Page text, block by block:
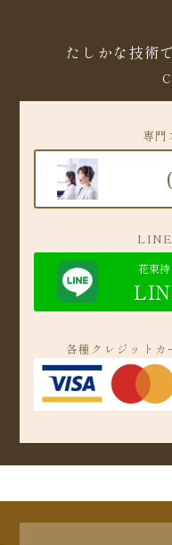
たしかな技術
専門
LINE
花束
各種クレジットカ